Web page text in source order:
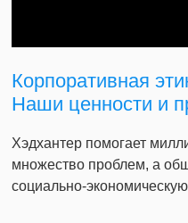
Корпоративная
Наши ценности и
Хэдхантер помогает
множество проблем, а
социально-